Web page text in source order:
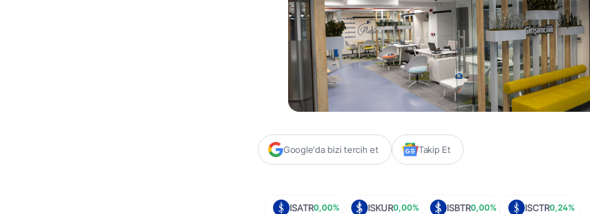
Google'da bizi tercih et Takip Et
ISATR0,00% ISKUR0,00% ISBTR0,00% ISCTR0,24%